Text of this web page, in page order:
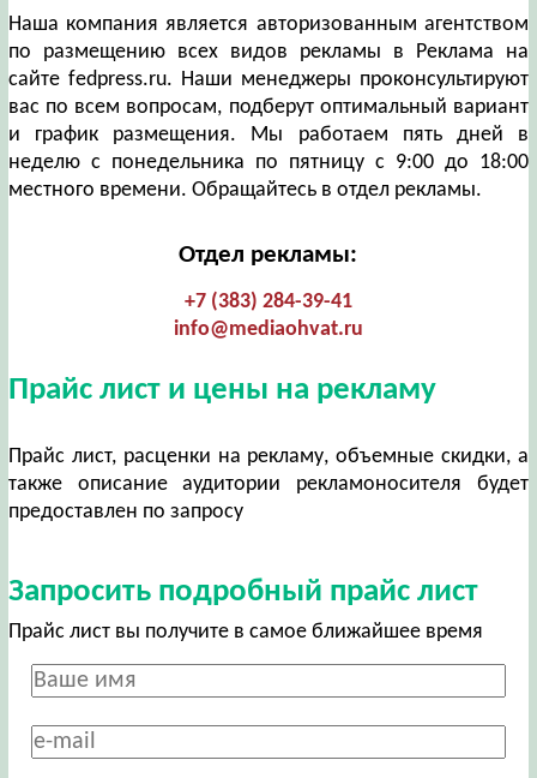
Наша компания является авторизованным агентством
по размещению всех видов рекламы в Реклама на
сайте fedpress.ru. Наши менеджеры проконсультируют
вас по всем вопросам, подберут оптимальный вариант
и график размещения. Мы работаем пять дней в
неделю с понедельника по пятницу с 9:00 до 18:00
местного времени. Обращайтесь в отдел рекламы.
Отдел рекламы:
+7 (383) 284-39-41
info@mediaohvat.ru
Прайс лист и цены на рекламу
Прайс лист, расценки на рекламу, объемные скидки, а
также описание аудитории рекламоносителя будет
предоставлен по запросу
Запросить подробный прайс лист
Прайс лист вы получите в самое ближайшее время